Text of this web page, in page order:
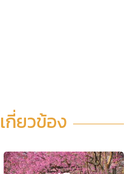
เกี่ยวข้อง